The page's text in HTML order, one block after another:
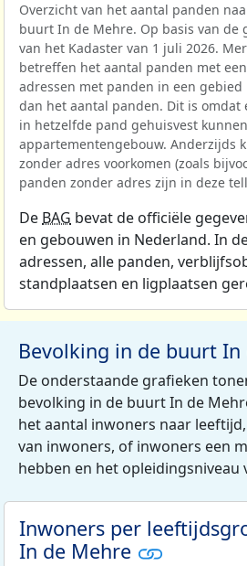
Overzicht van het aantal panden
buurt In de Mehre. Op basis van de
van het Kadaster van 1 juli 2026.
betreffen het aantal panden met
adressen met panden in een
dan het aantal panden. Dit is omdat
in hetzelfde pand gehuisvest
appartementengebouw. Anderzijds
zonder adres voorkomen (zoals
panden zonder adres zijn in deze
De BAG bevat de officiële
en gebouwen in Nederland. In
adressen, alle panden,
standplaatsen en ligplaatsen
Bevolking in de buurt In
De onderstaande grafieken
bevolking in de buurt In de
het aantal inwoners naar
van inwoners, of inwoners een
hebben en het opleidingsniveau
Inwoners per
In de Mehre